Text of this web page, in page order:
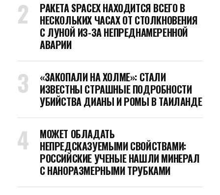
РАКЕТА SPACEX НАХОДИТСЯ ВСЕГО В
НЕСКОЛЬКИХ ЧАСАХ ОТ СТОЛКНОВЕНИЯ
С ЛУНОЙ ИЗ-ЗА НЕПРЕДНАМЕРЕННОЙ
АВАРИИ
«ЗАКОПАЛИ НА ХОЛМЕ»: СТАЛИ
ИЗВЕСТНЫ СТРАШНЫЕ ПОДРОБНОСТИ
УБИЙСТВА ДИАНЫ И РОМЫ В ТАИЛАНДЕ
МОЖЕТ ОБЛАДАТЬ
НЕПРЕДСКАЗУЕМЫМИ СВОЙСТВАМИ:
РОССИЙСКИЕ УЧЕНЫЕ НАШЛИ МИНЕРАЛ
С НАНОРАЗМЕРНЫМИ ТРУБКАМИ